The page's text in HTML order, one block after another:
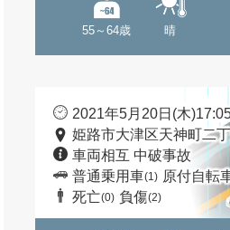
55～64歳 晴
2021年5月20日(木
姫路市大津区天神町二
車両相互 中破事故
普通乗用車(1) 原付自転
死亡(0) 負傷(2)